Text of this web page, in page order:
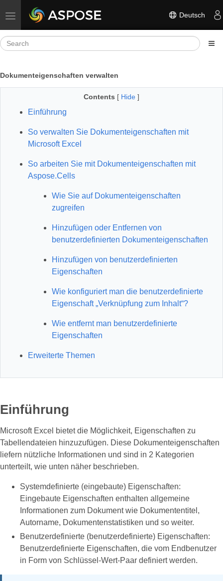
Toggle navigation Deutsch
Dokumenteigenschaften verwalten
Contents [ Hide ]
Einführung
So verwalten Sie Dokumenteigenschaften mit
Microsoft Excel
So arbeiten Sie mit Dokumenteigenschaften mit
Aspose.Cells
Wie Sie auf Dokumenteigenschaften
zugreifen
Hinzufügen oder Entfernen von
benutzerdefinierten Dokumenteigenschaften
Hinzufügen von benutzerdefinierten
Eigenschaften
Wie konfiguriert man die benutzerdefinierte
Eigenschaft „Verknüpfung zum Inhalt“?
Wie entfernt man benutzerdefinierte
Eigenschaften
Erweiterte Themen
Einführung
Microsoft Excel bietet die Möglichkeit, Eigenschaften zu
Tabellendateien hinzuzufügen. Diese Dokumenteigenschaften
liefern nützliche Informationen und sind in 2 Kategorien
unterteilt, wie unten näher beschrieben.
Systemdefinierte (eingebaute) Eigenschaften:
Eingebaute Eigenschaften enthalten allgemeine
Informationen zum Dokument wie Dokumententitel,
Autorname, Dokumentenstatistiken und so weiter.
Benutzerdefinierte (benutzerdefinierte) Eigenschaften:
Benutzerdefinierte Eigenschaften, die vom Endbenutzer
in Form von Schlüssel-Wert-Paar definiert werden.